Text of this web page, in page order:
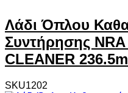
Λάδι Όπλου
Συντήρησης NRA
CLEANER
SKU1202